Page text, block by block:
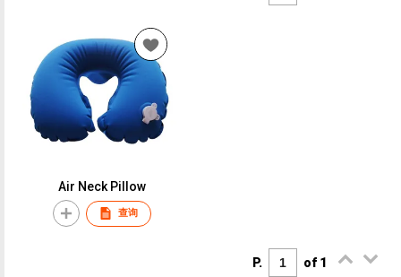
Air Neck Pillow
查询
P. of 1